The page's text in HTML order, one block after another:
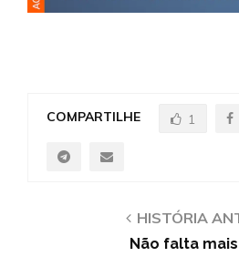
COMPARTILHE 1
HISTÓRIA
Não falta